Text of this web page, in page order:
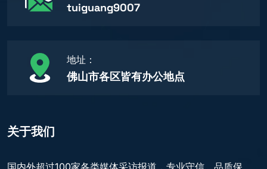
tuiguang9007
地址：
佛山市各区皆有办公地点
关于我们